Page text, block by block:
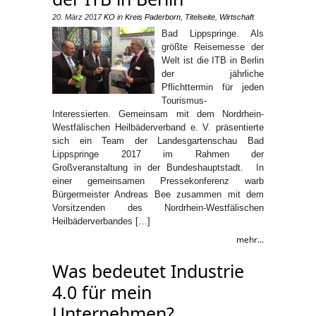
20. März 2017 KO in Kreis Paderborn Titelseite Wirtschaft
Bad Lippspringe. Als
größte Reisemesse der
Welt ist die ITB in Berlin
der jährliche
Pflichttermin für jeden
Tourismus-
Interessierten. Gemeinsam mit dem Nordrhein-
Westfälischen Heilbäderverband e. V. präsentierte
sich ein Team der Landesgartenschau Bad
Lippspringe 2017 im Rahmen der
Großveranstaltung in der Bundeshauptstadt. In
einer gemeinsamen Pressekonferenz warb
Bürgermeister Andreas Bee zusammen mit dem
Vorsitzenden des Nordrhein-Westfälischen
Heilbäderverbandes […]
mehr...
Was bedeutet Industrie
4.0 für mein